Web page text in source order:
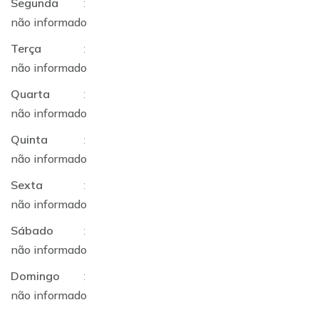
Segunda
:
não informado
Terça
:
não informado
Quarta
:
não informado
Quinta
:
não informado
Sexta
:
não informado
Sábado
:
não informado
Domingo
:
não informado